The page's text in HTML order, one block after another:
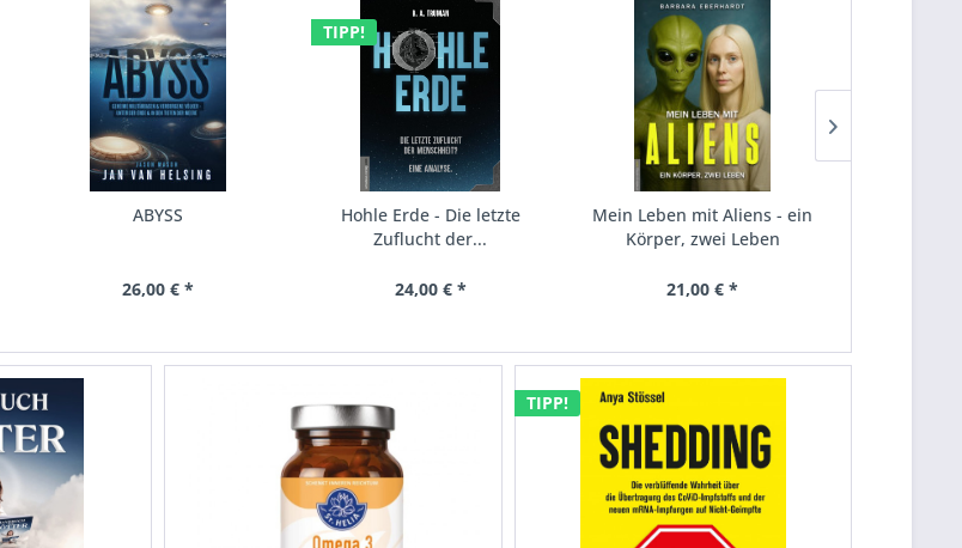
ABYSS
26,00 € *
TIPP!
Hohle Erde - Die letzte
Zuflucht der...
24,00 € *
Mein Leben mit Aliens - ein
Körper, zwei Leben
21,00 € *
TIPP!